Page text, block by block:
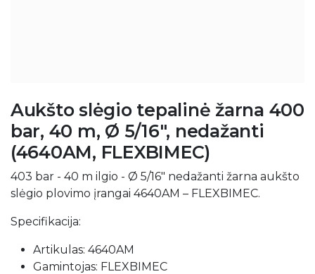
Aukšto slėgio tepalinė žarna 400
bar, 40 m, Ø 5/16", nedažanti
(4640AM, FLEXBIMEC)
403 bar - 40 m ilgio - Ø 5/16" nedažanti žarna aukšto
slėgio plovimo įrangai 4640AM – FLEXBIMEC.
Specifikacija:
Artikulas: 4640AM
Gamintojas: FLEXBIMEC